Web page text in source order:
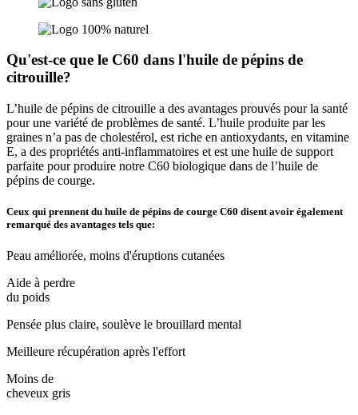
Qu'est-ce que le C60 dans l'huile de pépins de
citrouille?
L’huile de pépins de citrouille a des avantages prouvés pour la santé
pour une variété de problèmes de santé. L’huile produite par les
graines n’a pas de cholestérol, est riche en antioxydants, en vitamine
E, a des propriétés anti-inflammatoires et est une huile de support
parfaite pour produire notre C60 biologique dans de l’huile de
pépins de courge.
Ceux qui prennent du huile de pépins de courge C60 disent avoir également
remarqué des avantages tels que:
Peau améliorée, moins d'éruptions cutanées
Aide à perdre
du poids
Pensée plus claire, soulève le brouillard mental
Meilleure récupération après l'effort
Moins de
cheveux gris